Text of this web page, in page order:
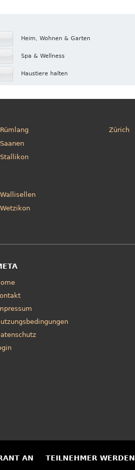
Heim, Wohnen & Garten
Spa & Wellness
Haustiere halten
Rümlang
Saanen
Stallikon
Zürich
Wallisellen
Wetzikon
AN TEILNEHMER WERDEN